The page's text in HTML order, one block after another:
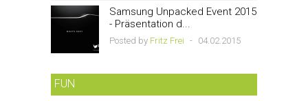
Samsung Unpacked Event 2015
- Präsentation d...
Posted by Fritz Frei - 04.02.2015
FUN